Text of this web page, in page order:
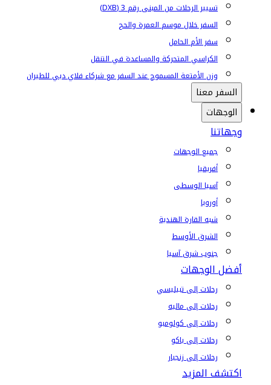
تسيير الرحلات من المبنى رقم 3 (DXB)
السفر خلال موسم العمرة والحج
سفر الأم الحامل
الكراسي المتحركة والمساعدة في التنقل
وزن الأمتعة المسموح عند السفر مع شركاء فلاي دبي للطيران
السفر معنا
الوجهات
وجهاتنا
جميع الوجهات
أفريقيا
آسيا الوسطى
أوروبا
شبه القارة الهندية
الشرق الأوسط
جنوب شرق آسيا
أفضل الوجهات
رحلات إلى تبيليسي
رحلات إلى ماليه
رحلات إلى كولومبو
رحلات إلى باكو
رحلات إلى زنجبار
اكتشف المزيد